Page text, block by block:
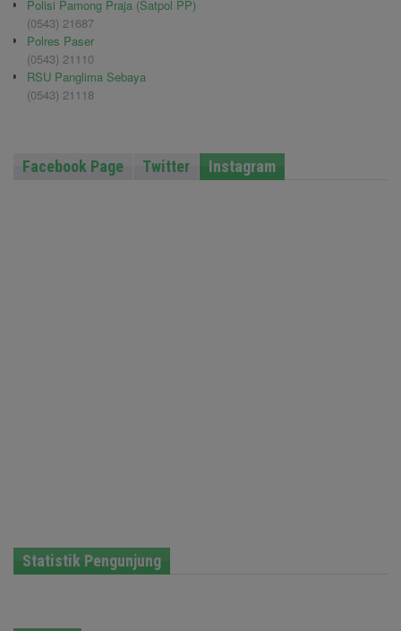
Polisi Pamong Praja (Satpol PP)
(0543) 21687
Polres Paser
(0543) 21110
RSU Panglima Sebaya
(0543) 21118
Facebook Page Twitter Instagram
Statistik Pengunjung